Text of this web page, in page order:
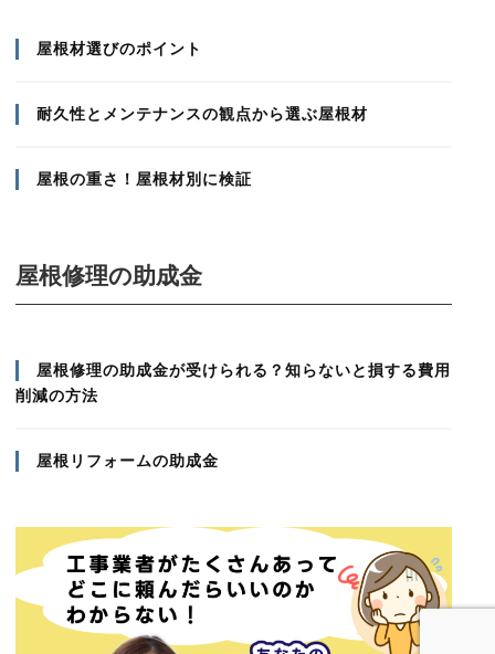
屋根材選びのポイント
耐久性とメンテナンスの観点から選ぶ屋根材
屋根の重さ！屋根材別に検証
屋根修理の助成金
屋根修理の助成金が受けられる？知らないと損する費用
削減の方法
屋根リフォームの助成金